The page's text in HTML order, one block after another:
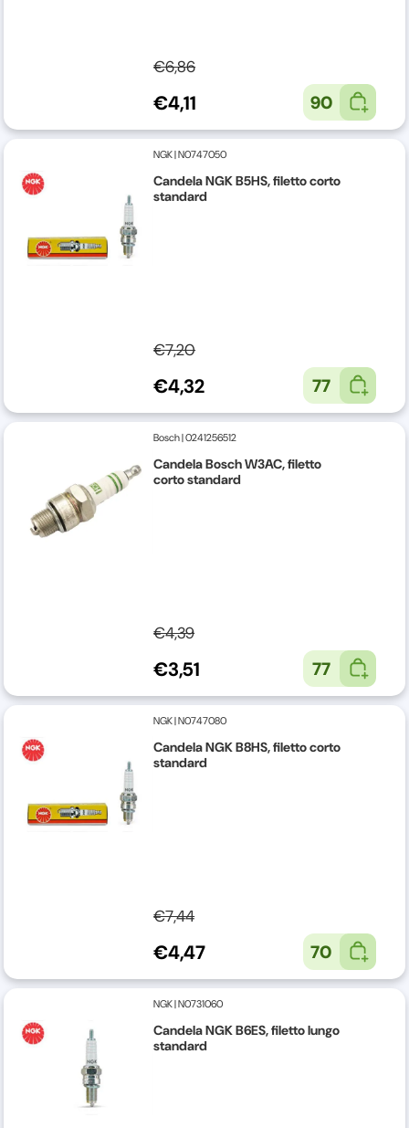
€6,86
€4,11 90
NGK|N0747050
Candela NGK B5HS, filetto corto
standard
€7,20
€4,32 77
Bosch|0241256512
Candela Bosch W3AC, filetto
corto standard
€4,39
€3,51 77
NGK|N0747080
Candela NGK B8HS, filetto corto
standard
€7,44
€4,47 70
NGK|N0731060
Candela NGK B6ES, filetto lungo
standard